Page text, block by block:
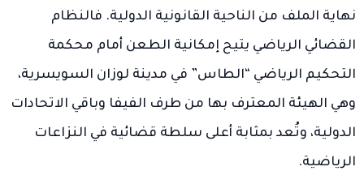
نهاية الملف من الناحية القانونية الدولية. فالنظام
القضائي الرياضي يتيح إمكانية الطعن أمام محكمة
التحكيم الرياضي “الطاس” في مدينة لوزان السويسرية،
وهي الهيئة المعترف بها من طرف الفيفا وباقي الاتحادات
الدولية، وتُعد بمثابة أعلى سلطة قضائية في النزاعات
الرياضية.